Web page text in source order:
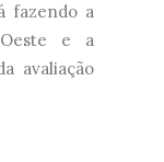
fazendo a
e a
avaliação